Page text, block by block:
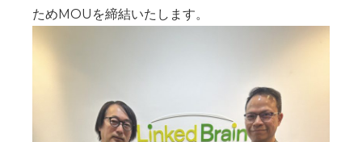
ためMOUを締結いたします。